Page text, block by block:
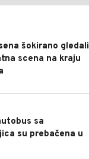
šokirano gledali
scena na kraju
sa
su prebačena u